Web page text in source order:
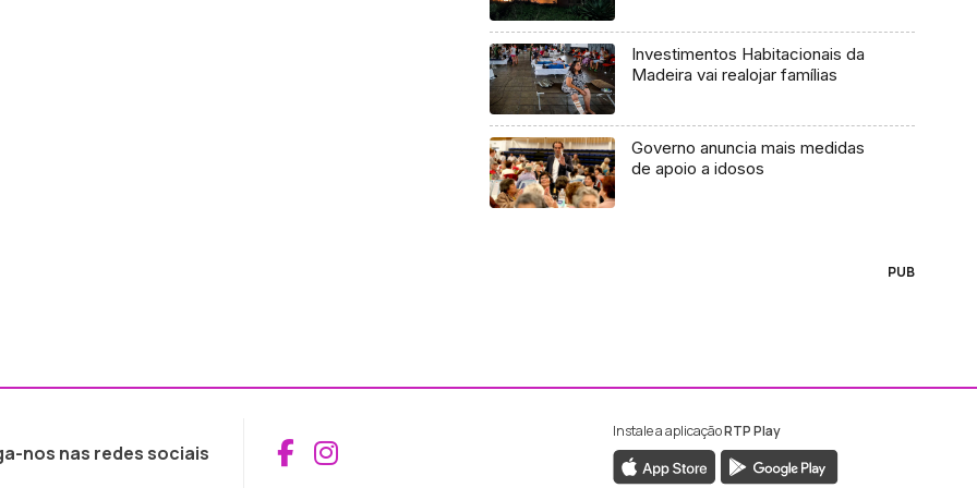
Investimentos Habitacionais da
Madeira vai realojar famílias
Governo anuncia mais medidas
de apoio a idosos
PUB
nos nas redes sociais Aceder ao Facebook da RTP Madeira
Aceder ao Instagram da RTP Madeira
Instale a aplicaçãoRTP Play